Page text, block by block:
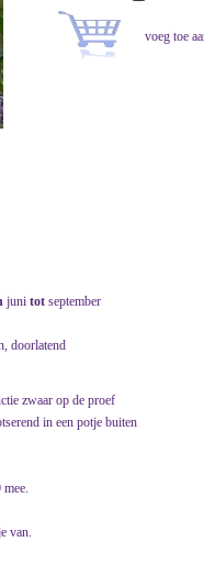
juni tot september
doorlatend
zwaar op de proef
in een potje buiten
van.